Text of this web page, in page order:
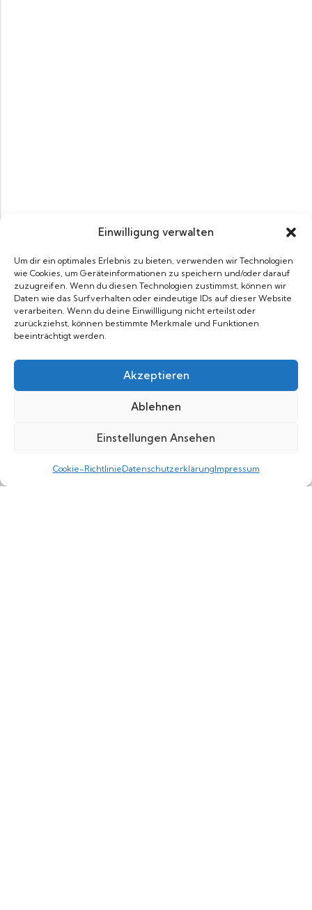
Einwilligung verwalten
Um dir ein optimales Erlebnis zu bieten, verwenden wir Technologien
wie Cookies, um Geräteinformationen zu speichern und/oder darauf
zuzugreifen. Wenn du diesen Technologien zustimmst, können wir
Daten wie das Surfverhalten oder eindeutige IDs auf dieser Website
verarbeiten. Wenn du deine Einwillligung nicht erteilst oder
zurückziehst, können bestimmte Merkmale und Funktionen
beeinträchtigt werden.
Akzeptieren
Ablehnen
Einstellungen Ansehen
Cookie-RichtlinieDatenschutzerklärungImpressum
Category Wishlist